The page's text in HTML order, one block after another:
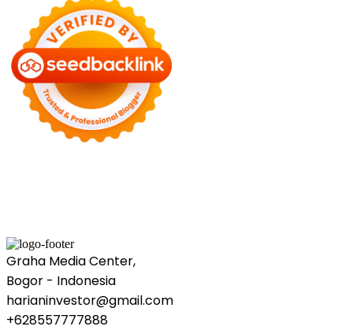
Graha Media Center,
Bogor - Indonesia
harianinvestor@gmail.com
+628557777888